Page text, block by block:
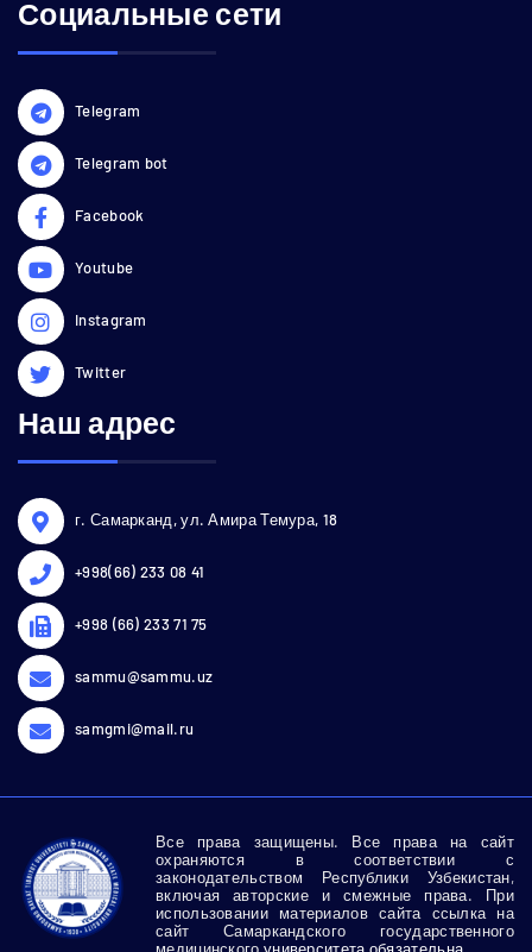
Социальные сети
Telegram
Telegram bot
Facebook
Youtube
Instagram
Twitter
Наш адрес
г. Самарканд, ул. Амира Темура, 18
+998(66) 233 08 41
+998 (66) 233 71 75
sammu@sammu.uz
samgmi@mail.ru
Все права защищены. Все права на сайт
охраняются в соответствии с
законодательством Республики Узбекистан,
включая авторские и смежные права. При
использовании материалов сайта ссылка на
сайт Самаркандского государственного
медицинского университета обязательна